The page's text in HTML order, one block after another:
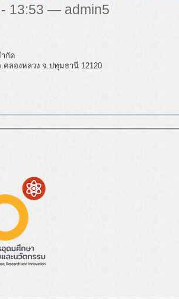
13:53 — admin5
กัด
ลองหลวง จ.ปทุมธานี 12120